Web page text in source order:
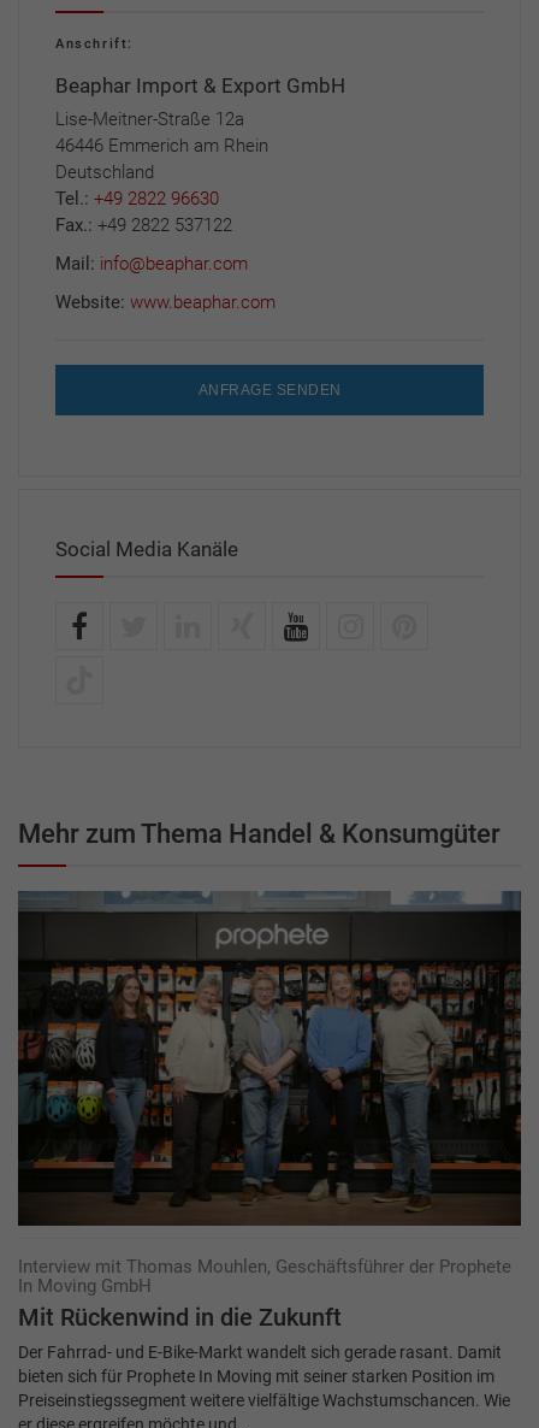
Anschrift:
Beaphar Import & Export GmbH
Lise-Meitner-Straße 12a
46446 Emmerich am Rhein
Deutschland
Tel.: +49 2822 96630
Fax.: +49 2822 537122
Mail: info@beaphar.com
Website: www.beaphar.com
ANFRAGE SENDEN
Social Media Kanäle
Mehr zum Thema Handel & Konsumgüter
Interview mit Thomas Mouhlen, Geschäftsführer der Prophete
In Moving GmbH
Mit Rückenwind in die Zukunft
Der Fahrrad- und E-Bike-Markt wandelt sich gerade rasant. Damit
bieten sich für Prophete In Moving mit seiner starken Position im
Preiseinstiegssegment weitere vielfältige Wachstumschancen. Wie